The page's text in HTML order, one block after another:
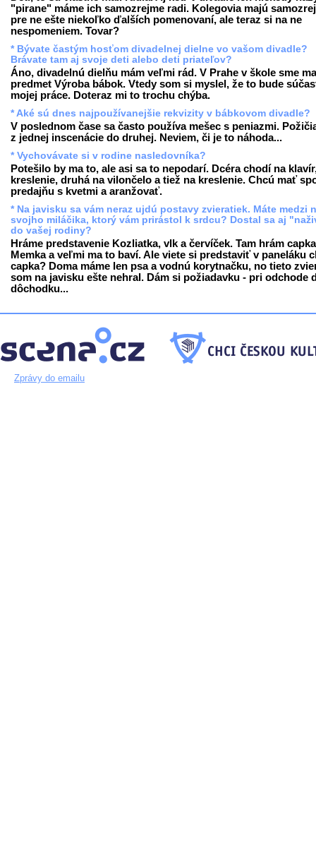
"pirane" máme ich samozrejme radi. Kolegovia majú
pre ne ešte niekoľko ďalších pomenovaní, ale teraz si na ne
nespomeniem. Tovar?
* Bývate častým hosťom divadelnej dielne vo vašom divadle?
Brávate tam aj svoje deti alebo deti priateľov?
Áno, divadelnú dielňu mám veľmi rád. V Prahe v škole sme
predmet Výroba bábok. Vtedy som si myslel, že to bude
mojej práce. Doteraz mi to trochu chýba.
* Aké sú dnes najpoužívanejšie rekvizity v bábkovom divadle?
V poslednom čase sa často používa mešec s peniazmi.
z jednej inscenácie do druhej. Neviem, či je to náhoda...
* Vychovávate si v rodine nasledovníka?
Potešilo by ma to, ale asi sa to nepodarí. Dcéra chodí na
kreslenie, druhá na vilončelo a tiež na kreslenie. Chcú mať
predajňu s kvetmi a aranžovať.
* Na javisku sa vám neraz ujdú postavy zvieratiek. Máte medzi
svojho miláčika, ktorý vám prirástol k srdcu? Dostal sa aj
do vašej rodiny?
Hráme predstavenie Kozliatka, vlk a červíček. Tam hrám capka
Memka a veľmi ma to baví. Ale viete si predstaviť v paneláku
capka? Doma máme len psa a vodnú korytnačku, no tieto
som na javisku ešte nehral. Dám si požiadavku - pri odchode
dôchodku...
Zprávy do emailu